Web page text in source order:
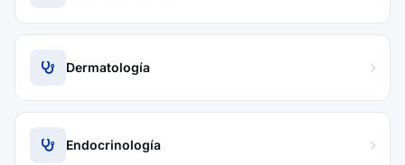
Dermatología
Endocrinología